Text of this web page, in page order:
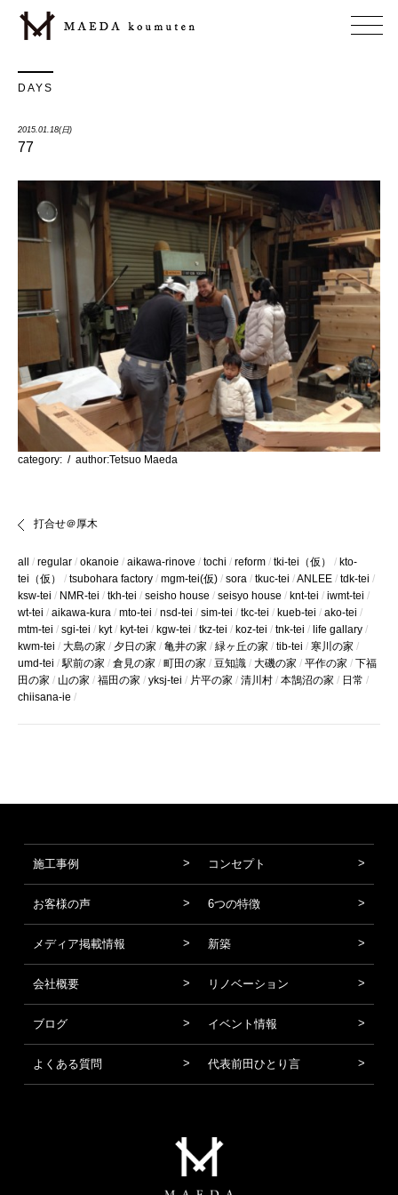
DAYS
2015.01.18(日)
77
category: / author:Tetsuo Maeda
打合せ＠厚木
all regular okanoie aikawa-rinove tochi reform tki-tei（仮）
kto-
tei（仮）
tsubohara factory mgm-tei(仮) sora tkuc-tei ANLEE
tdk-tei
ksw-tei
NMR-tei tkh-tei seisho house seisyo house knt-tei
iwmt-tei
wt-tei
aikawa-kura mto-tei nsd-tei sim-tei tkc-tei kueb-tei
ako-tei
mtm-tei
sgi-tei kyt kyt-tei kgw-tei tkz-tei koz-tei tnk-tei
life gallary
kwm-tei
大島の家 夕日の家 亀井の家 緑ヶ丘の家 tib-tei
寒川の家
umd-tei
駅前の家 倉見の家 町田の家 豆知識 大磯の家 平作の家
下福
田の家
山の家 福田の家 yksj-tei 片平の家 清川村 本鵠沼の家
日常
chiisana-ie
施工事例 コンセプト
お客様の声 6つの特徴
メディア掲載情報 新築
会社概要 リノベーション
ブログ イベント情報
よくある質問 代表前田ひとり言